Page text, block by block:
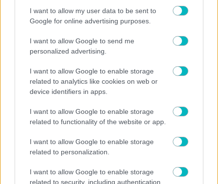
I want to allow my user data to be sent to
Google for online advertising purposes.
I want to allow Google to send me
personalized advertising.
I want to allow Google to enable storage
related to analytics like cookies on web or
device identifiers in apps.
I want to allow Google to enable storage
related to functionality of the website or app.
I want to allow Google to enable storage
related to personalization.
I want to allow Google to enable storage
related to security, including authentication
Στη Θεσσαλονίκη για τον ΠΑΟΚ ο Γιαννούλης
SUPER LEAGUE
Καλαμάτα: Συνέχεια με Κουρμινόφσκι